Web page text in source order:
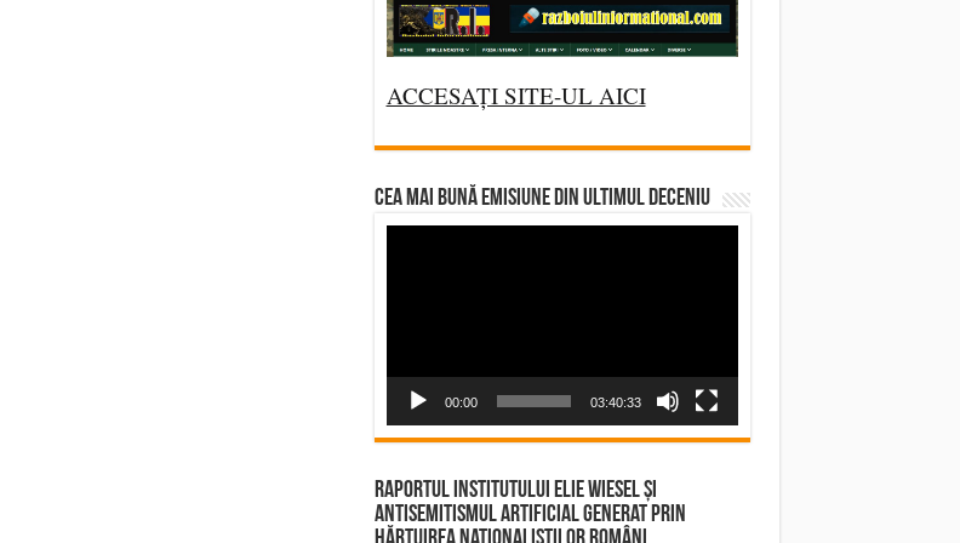
ACCESAȚI SITE-UL AICI
CEA MAI BUNĂ EMISIUNE DIN ULTIMUL DECENIU
00:00 03:40:33
Raportul Institutului Elie Wiesel și
Antisemitismul Artificial Generat prin